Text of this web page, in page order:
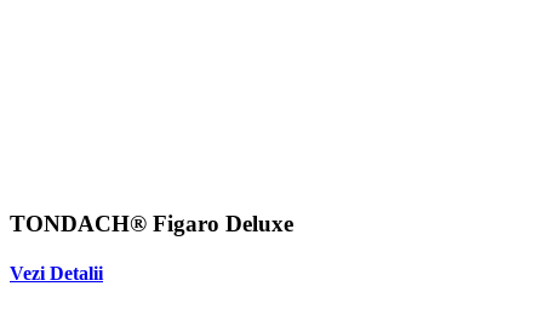
TONDACH® Figaro Deluxe
Vezi Detalii